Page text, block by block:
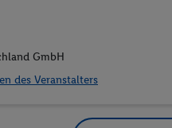
GmbH
des Veranstalters